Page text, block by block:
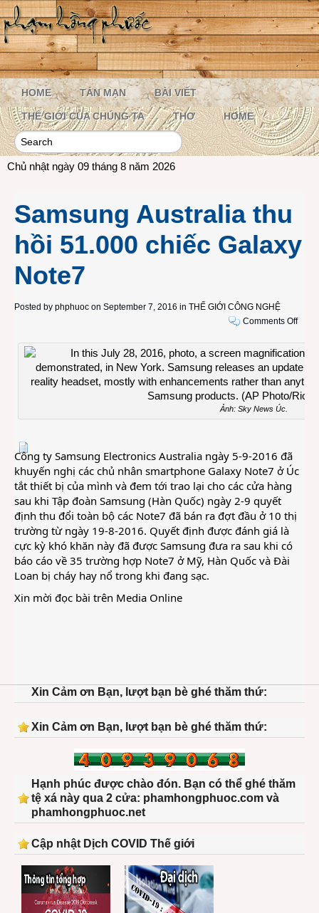
HOME TẢN MẠN BÀI VIẾT
THẾ GIỚI CỦA CHÚNG TA THƠ HOME
Chủ nhật ngày 09 tháng 8 năm 2026
Samsung Australia thu
hồi 51.000 chiếc Galaxy
Note7
Posted by phphuoc on September 7, 2016 in THẾ GIỚI CÔNG NGHỆ
Comments Offon
thu
hồi
Ảnh: Sky News Úc.
Công ty Samsung Electronics Australia ngày 5-9-2016 đã
khuyến nghị các chủ nhân smartphone Galaxy Note7 ở Úc
tắt thiết bị của mình và đem tới trao lại cho các cửa hàng
sau khi Tập đoàn Samsung (Hàn Quốc) ngày 2-9 quyết
định thu đổi toàn bộ các Note7 đã bán ra đợt đầu ở 10 thị
trường từ ngày 19-8-2016. Quyết định được đánh giá là
cực kỳ khó khăn này đã được Samsung đưa ra sau khi có
báo cáo về 35 trường hợp Note7 ở Mỹ, Hàn Quốc và Đài
Loan bị cháy hay nổ trong khi đang sạc.
Xin mời đọc bài trên Media Online
Xin Cảm ơn Bạn, lượt bạn bè ghé thăm thứ:
Xin Cảm ơn Bạn, lượt bạn bè ghé thăm thứ:
Hạnh phúc được chào đón. Bạn có thể ghé thăm
tệ xá này qua 2 cửa: phamhongphuoc.com và
phamhongphuoc.net
Cập nhật Dịch COVID Thế giới